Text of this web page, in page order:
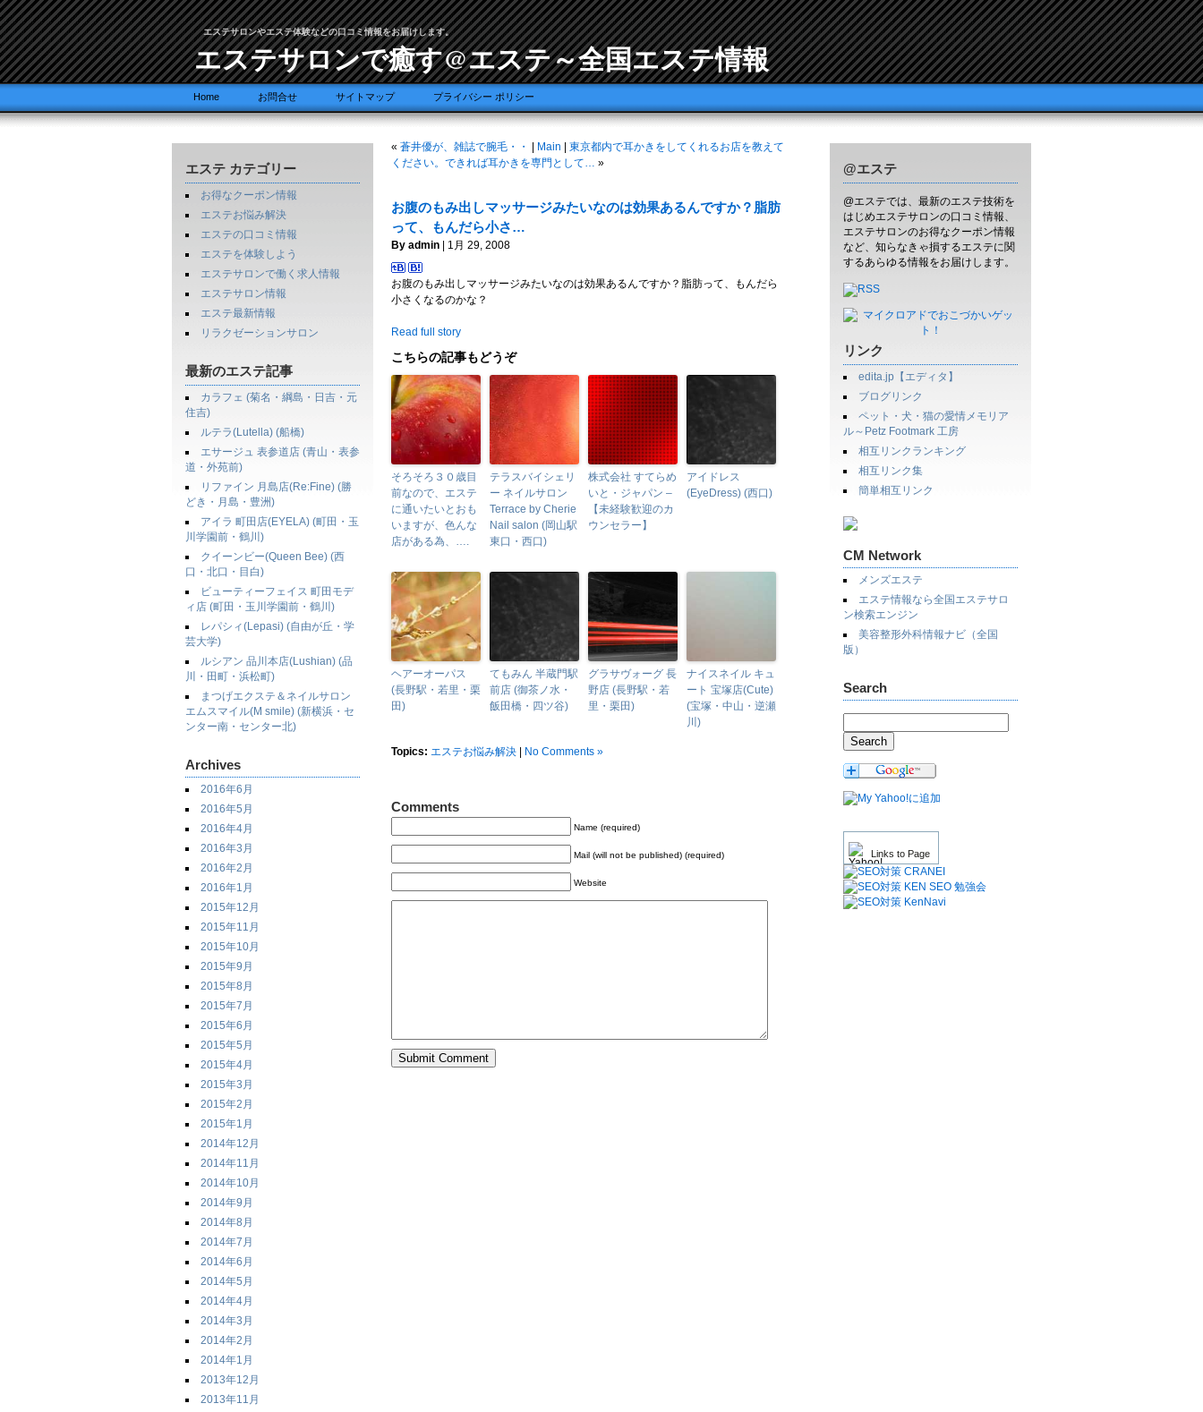
エステサロンやエステ体験などの口コミ情報をお届けします。
エステサロンで癒す@エステ～全国エステ情報
Home お問合せ サイトマップ プライバシー ポリシー
エステ カテゴリー
お得なクーポン情報
エステお悩み解決
エステの口コミ情報
エステを体験しよう
エステサロンで働く求人情報
エステサロン情報
エステ最新情報
リラクゼーションサロン
最新のエステ記事
カラフェ (菊名・綱島・日吉・元
住吉)
ルテラ(Lutella) (船橋)
エサージュ 表参道店 (青山・表参
道・外苑前)
リファイン 月島店(Re:Fine) (勝
どき・月島・豊洲)
アイラ 町田店(EYELA) (町田・玉
川学園前・鶴川)
クイーンビー(Queen Bee) (西
口・北口・目白)
ビューティーフェイス 町田モデ
ィ店 (町田・玉川学園前・鶴川)
レパシィ(Lepasi) (自由が丘・学
芸大学)
ルシアン 品川本店(Lushian) (品
川・田町・浜松町)
まつげエクステ＆ネイルサロン
エムスマイル(M smile) (新横浜・セ
ンター南・センター北)
Archives
2016年6月
2016年5月
2016年4月
2016年3月
2016年2月
2016年1月
2015年12月
2015年11月
2015年10月
2015年9月
2015年8月
2015年7月
2015年6月
2015年5月
2015年4月
2015年3月
2015年2月
2015年1月
2014年12月
2014年11月
2014年10月
2014年9月
2014年8月
2014年7月
2014年6月
2014年5月
2014年4月
2014年3月
2014年2月
2014年1月
2013年12月
2013年11月
@エステ
@エステでは、最新のエステ技術を
はじめエステサロンの口コミ情報、
エステサロンのお得なクーポン情報
など、知らなきゃ損するエステに関
するあらゆる情報をお届けします。
リンク
edita.jp【エディタ】
ブログリンク
ペット・犬・猫の愛情メモリア
ル～Petz Footmark 工房
相互リンクランキング
相互リンク集
簡単相互リンク
CM Network
メンズエステ
エステ情報なら全国エステサロ
ン検索エンジン
美容整形外科情報ナビ（全国
版）
Search
Links to Page
« 蒼井優が、雑誌で腕毛・・ Main
東京都内で耳かきをしてくれるお店を教えて
ください。できれば耳かきを専門として… »
お腹のもみ出しマッサージみたいなのは効果あるんですか？脂肪
って、もんだら小さ…
By admin | 1月 29, 2008
お腹のもみ出しマッサージみたいなのは効果あるんですか？脂肪って、もんだら
小さくなるのかな？
Read full story
こちらの記事もどうぞ
そろそろ３０歳目
前なので、エステ
に通いたいとおも
いますが、色んな
店がある為、….
テラスバイシェリ
ー ネイルサロン
Terrace by Cherie
Nail salon (岡山駅
東口・西口)
株式会社 すてらめ
いと・ジャパン –
【未経験歓迎のカ
ウンセラー】
アイドレス
(EyeDress) (西口)
ヘアーオーパス
(長野駅・若里・栗
田)
てもみん 半蔵門駅
前店 (御茶ノ水・
飯田橋・四ツ谷)
グラサヴォーグ 長
野店 (長野駅・若
里・栗田)
ナイスネイル キュ
ート 宝塚店(Cute)
(宝塚・中山・逆瀬
川)
Topics: エステお悩み解決 No Comments »
Comments
Name (required)
Mail (will not be published) (required)
Website